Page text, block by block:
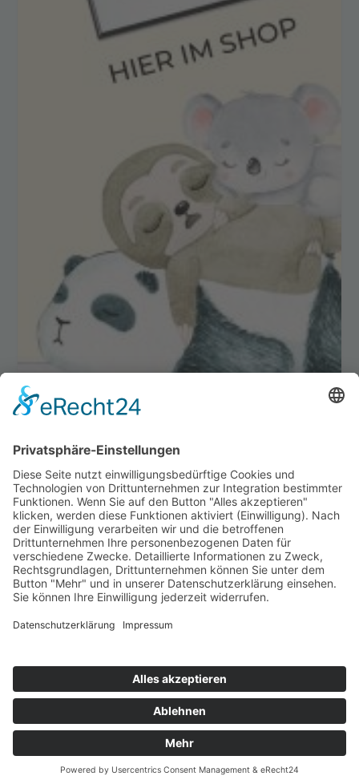
happybabyness.com | © 2026. Konzept & Umsetzung:Kühe im Netz
| Alle Rechte vorbehalten.
Impressum|Datenschutz|AGB|Kontakt